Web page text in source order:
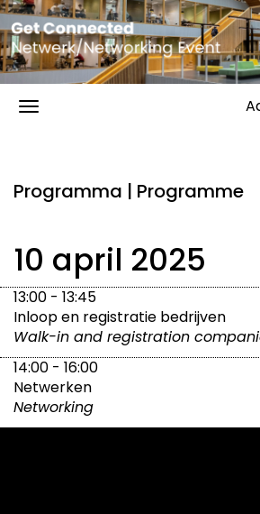
Programma | Programme
10 april 2025
13:00 - 13:45
Inloop en registratie bedrijven
Walk-in and registration
14:00 - 16:00
Netwerken
Networking